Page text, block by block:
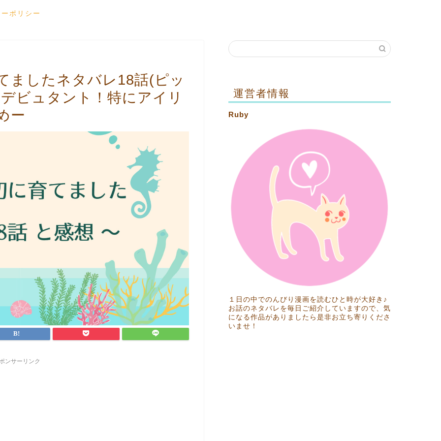
ポリシー
ましたネタバレ18話(ピッ
ビュタント！特にアイリ
ー
ンサーリンク
運営者情報
Ruby
１日の中でのんびり漫画を読むひと時が大好き♪
お話のネタバレを毎日ご紹介していますので、気
になる作品がありましたら是非お立ち寄りくださ
いませ！